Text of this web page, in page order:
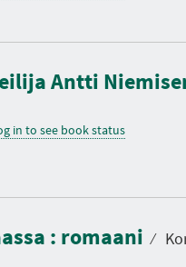
Antti
in to see book status
: romaani ⁄